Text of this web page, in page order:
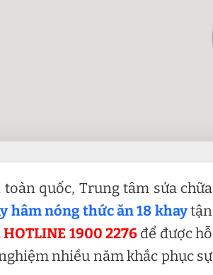
quốc, Trung tâm sửa chữa
hâm nóng thức ăn 18 khaytận
HOTLINE 1900 2276để được hỗ
nhiều năm khắc phục sự